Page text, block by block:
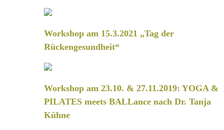
Workshop am 15.3.2021 „Tag der
Rückengesundheit“
Workshop am 23.10. & 27.11.2019: YOGA &
PILATES meets BALLance nach Dr. Tanja
Kühne